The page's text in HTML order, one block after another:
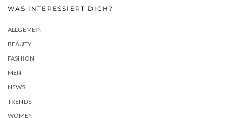
WAS INTERESSIERT DICH?
ALLGEMEIN
BEAUTY
FASHION
MEN
NEWS
TRENDS
WOMEN